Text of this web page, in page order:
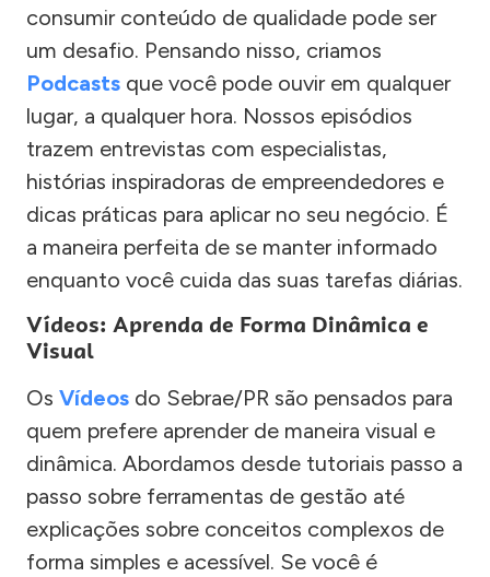
consumir conteúdo de qualidade pode ser
um desafio. Pensando nisso, criamos
Podcasts que você pode ouvir em qualquer
lugar, a qualquer hora. Nossos episódios
trazem entrevistas com especialistas,
histórias inspiradoras de empreendedores e
dicas práticas para aplicar no seu negócio. É
a maneira perfeita de se manter informado
enquanto você cuida das suas tarefas diárias.
Vídeos: Aprenda de Forma Dinâmica e
Visual
Os Vídeos do Sebrae/PR são pensados para
quem prefere aprender de maneira visual e
dinâmica. Abordamos desde tutoriais passo a
passo sobre ferramentas de gestão até
explicações sobre conceitos complexos de
forma simples e acessível. Se você é